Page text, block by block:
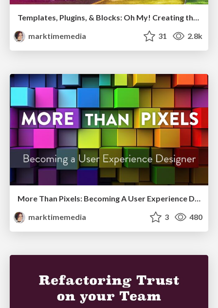
Templates, Plugins, & Blocks: Oh My! Creating the theme that thinks of everything
marktimemedia
31 2.8k
More Than Pixels: Becoming A User Experience Designer
marktimemedia
3 480